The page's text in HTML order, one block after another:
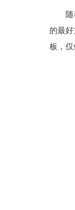
随着
的最
板，仅